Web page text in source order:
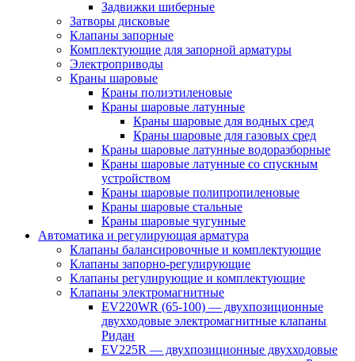
Задвижки шиберные
Затворы дисковые
Клапаны запорные
Комплектующие для запорной арматуры
Электроприводы
Краны шаровые
Краны полиэтиленовые
Краны шаровые латунные
Краны шаровые для водных сред
Краны шаровые для газовых сред
Краны шаровые латунные водоразборные
Краны шаровые латунные со спускным
устройством
Краны шаровые полипропиленовые
Краны шаровые стальные
Краны шаровые чугунные
Автоматика и регулирующая арматура
Клапаны балансировочные и комплектующие
Клапаны запорно-регулирующие
Клапаны регулирующие и комплектующие
Клапаны электромагнитные
EV220WR (65-100) — двухпозиционные
двухходовые электромагнитные клапаны
Ридан
EV225R — двухпозиционные двухходовые